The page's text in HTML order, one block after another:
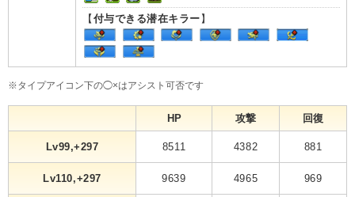
【 付与できる潜在キラー 】
※タイプアイコン下の◯×はアシスト可否です
HP 攻撃 回復
Lv99,+297 8511 4382 881
Lv110,+297 9639 4965 969